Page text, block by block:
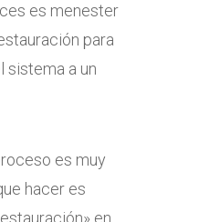
es menester
para
sistema a un
es muy
hacer es
en